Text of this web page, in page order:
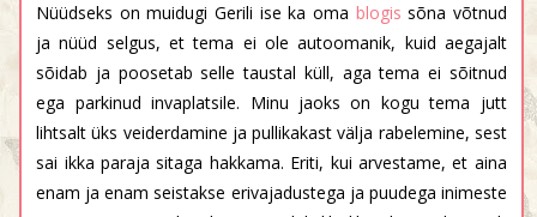
Nüüdseks on muidugi Gerili ise ka oma blogissõna võtnud
ja nüüd selgus, et tema ei ole autoomanik, kuid aegajalt
sõidab ja poosetab selle taustal küll, aga tema ei sõitnud
ega parkinud invaplatsile. Minu jaoks on kogu tema jutt
lihtsalt üks veiderdamine ja pullikakast välja rabelemine, sest
sai ikka paraja sitaga hakkama. Eriti, kui arvestame, et aina
enam ja enam seistakse erivajadustega ja puudega inimeste